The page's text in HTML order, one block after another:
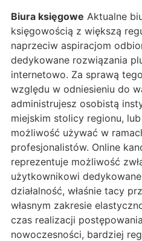
Biura księgowe Aktualne
księgowością z większą
naprzeciw aspiracjom
dedykowane rozwiązania
internetowo. Za sprawą
względu w odniesieniu do
administrujesz osobistą
miejskim stolicy regionu,
możliwość używać w
profesjonalistów. Online
reprezentuje możliwość
użytkownikowi
działalność, właśnie tacy
własnym zakresie
czas realizacji
nowoczesności, bardziej